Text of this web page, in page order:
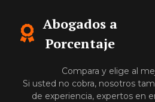
Abogados a
Porcentaje
Compara y elige al
Si usted no cobra, nosotros
de experiencia, expertos en